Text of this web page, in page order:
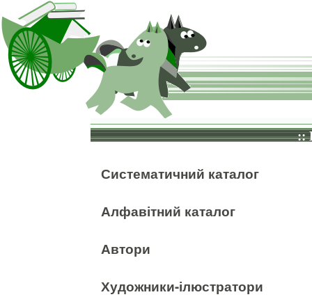
::
Систематичний каталог
Алфавітний каталог
Автори
Художники-ілюстратори